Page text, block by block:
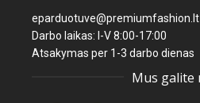
eparduotuve@premiumfashion.lt
Darbo laikas: I-V 8:00-17:00
Atsakymas per 1-3 darbo dienas
Mus galite